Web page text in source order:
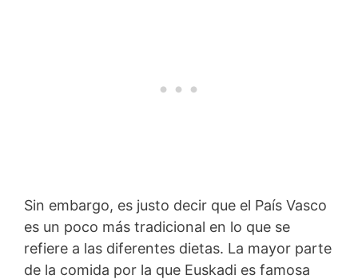
Sin embargo, es justo decir que el País Vasco
es un poco más tradicional en lo que se
refiere a las diferentes dietas. La mayor parte
de la comida por la que Euskadi es famosa